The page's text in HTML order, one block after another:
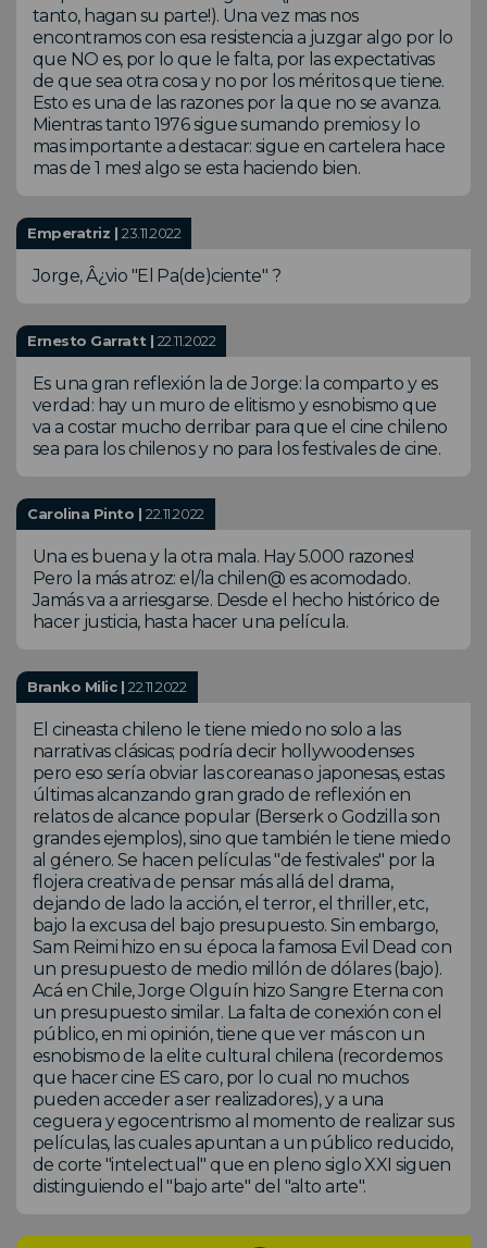
tanto, hagan su parte!). Una vez mas nos
encontramos con esa resistencia a juzgar algo por lo
que NO es, por lo que le falta, por las expectativas
de que sea otra cosa y no por los méritos que tiene.
Esto es una de las razones por la que no se avanza.
Mientras tanto 1976 sigue sumando premios y lo
mas importante a destacar: sigue en cartelera hace
mas de 1 mes! algo se esta haciendo bien.
Emperatriz |23.11.2022
Jorge, Â¿vio "El Pa(de)ciente" ?
Ernesto Garratt | 22.11.2022
Es una gran reflexión la de Jorge: la comparto y es
verdad: hay un muro de elitismo y esnobismo que
va a costar mucho derribar para que el cine chileno
sea para los chilenos y no para los festivales de cine.
Carolina Pinto |22.11.2022
Una es buena y la otra mala. Hay 5.000 razones!
Pero la más atroz: el/la chilen@ es acomodado.
Jamás va a arriesgarse. Desde el hecho histórico de
hacer justicia, hasta hacer una película.
Branko Milic |22.11.2022
El cineasta chileno le tiene miedo no solo a las
narrativas clásicas; podría decir hollywoodenses
pero eso sería obviar las coreanas o japonesas, estas
últimas alcanzando gran grado de reflexión en
relatos de alcance popular (Berserk o Godzilla son
grandes ejemplos), sino que también le tiene miedo
al género. Se hacen películas "de festivales" por la
flojera creativa de pensar más allá del drama,
dejando de lado la acción, el terror, el thriller, etc,
bajo la excusa del bajo presupuesto. Sin embargo,
Sam Reimi hizo en su época la famosa Evil Dead con
un presupuesto de medio millón de dólares (bajo).
Acá en Chile, Jorge Olguín hizo Sangre Eterna con
un presupuesto similar. La falta de conexión con el
público, en mi opinión, tiene que ver más con un
esnobismo de la elite cultural chilena (recordemos
que hacer cine ES caro, por lo cual no muchos
pueden acceder a ser realizadores), y a una
ceguera y egocentrismo al momento de realizar sus
películas, las cuales apuntan a un público reducido,
de corte "intelectual" que en pleno siglo XXI siguen
distinguiendo el "bajo arte" del "alto arte".